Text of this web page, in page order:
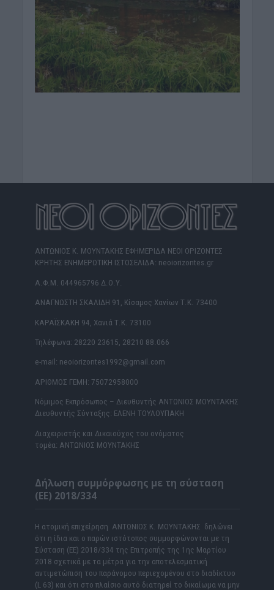
ΑΝΤΩΝΙΟΣ Κ. ΜΟΥΝΤΑΚΗΣ ΕΦΗΜΕΡΙΔΑ ΝΕΟΙ ΟΡΙΖΟΝΤΕΣ
ΚΡΗΤΗΣ ΕΝΗΜΕΡΩΤΙΚΗ ΙΣΤΟΣΕΛΙΔΑ: neoiorizontes.gr
Α.Φ.Μ. 044965796 Δ.Ο.Υ.
ΑΝΑΓΝΩΣΤΗ ΣΚΑΛΙΔΗ 91, Κίσαμος Χανίων Τ.Κ. 73400
ΚΑΡΑΪΣΚΑΚΗ 94, Χανιά Τ.Κ. 73100
Τηλέφωνα: 28220 23615, 28210 88.066
e-mail: neoiorizontes1992@gmail.com
ΑΡΙΘΜΟΣ ΓΕΜΗ: 75072958000
Νόμιμος Εκπρόσωπος – Διευθυντής ΑΝΤΩΝΙΟΣ ΜΟΥΝΤΑΚΗΣ
Διευθυντής Σύνταξης: ΕΛΕΝΗ ΤΟΥΛΟΥΠΑΚΗ
Διαχειριστής και Δικαιούχος του ονόματος
τομέα: ΑΝΤΩΝΙΟΣ ΜΟΥΝΤΑΚΗΣ
Δήλωση συμμόρφωσης με τη σύσταση
(ΕΕ) 2018/334
Η ατομική επιχείρηση ΑΝΤΩΝΙΟΣ Κ. ΜΟΥΝΤΑΚΗΣ δηλώνει
ότι η ίδια και ο παρών ιστότοπος συμμορφώνονται με τη
Σύσταση (ΕΕ) 2018/334 της Επιτροπής της 1ης Μαρτίου
2018 σχετικά με τα μέτρα για την αποτελεσματική
αντιμετώπιση του παράνομου περιεχομένου στο διαδίκτυο
(L 63) και ότι στο πλαίσιο αυτό διατηρεί το δικαίωμα να μην